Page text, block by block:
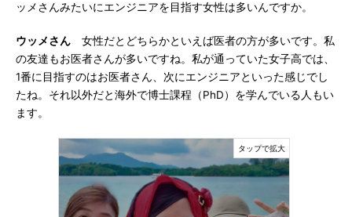
ッメさんみたいにエンジニアを目指す女性は多いんですか。
ウッメさん 女性だとどちらかといえば医者の方が多いです。私
の友達もお医者さんが多いですね。私が通っていた女子高では、
1番に目指すのはお医者さん、次にエンジニアといった感じでし
たね。それ以外だと海外で博士課程（PhD）を学んでいる人もい
ます。